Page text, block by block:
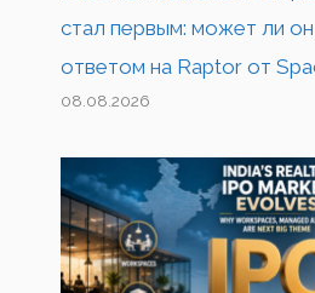
стал первым: может ли он
ответом на Raptor от
08.08.2026